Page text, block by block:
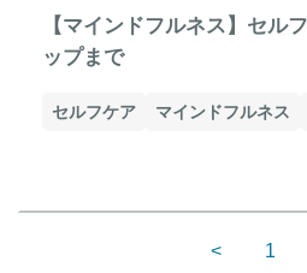
【マインドフルネス】セル
ップまで
セルフケア マインドフルネス
< 1